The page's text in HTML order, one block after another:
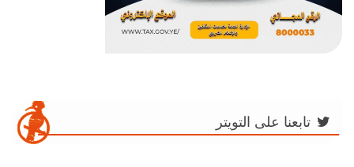
تابعنا على التويتر